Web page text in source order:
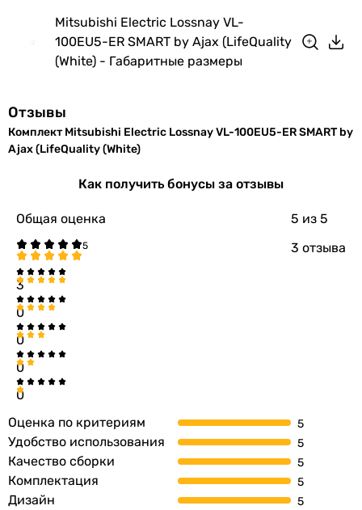
Вес в упаковке 7.5 кг
Гарантия
Увидели ошибку в описании или характеристиках?
Сообщить об ошибке
Характеристики, комплектация и фотографии Mitsubishi
(White) носят ознакомительный характер и могут изменяться
производителем без уведомления. Магазин не несет
ответственности за изменения, внесенные производителем.
Mitsubishi Electric Lossnay VL-
100EU5-ER SMART by Ajax (LifeQuality
(White) - Габаритные размеры
Отзывы
Комплект Mitsubishi Electric Lossnay VL-100EU5-ER SMART by
Ajax (LifeQuality (White)
Как получить бонусы за отзывы
Общая оценка 5 из 5
3 отзыва
3
0
0
0
0
Оценка по критериям
Удобство использования
Качество сборки
Комплектация
Дизайн